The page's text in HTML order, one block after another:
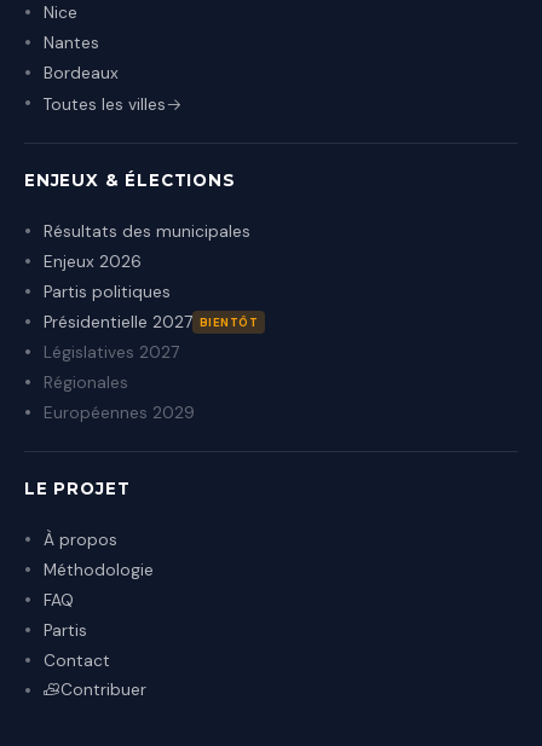
Nice
Nantes
Bordeaux
Toutes les villes
ENJEUX & ÉLECTIONS
Résultats des municipales
Enjeux 2026
Partis politiques
Présidentielle 2027 BIENTÔT
Législatives 2027
Régionales
Européennes 2029
LE PROJET
À propos
Méthodologie
FAQ
Partis
Contact
Contribuer